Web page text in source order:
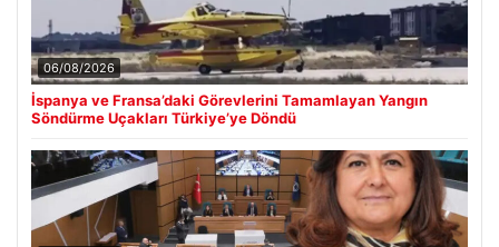
06/08/2026
İspanya ve Fransa’daki Görevlerini Tamamlayan Yangın
Söndürme Uçakları Türkiye’ye Döndü